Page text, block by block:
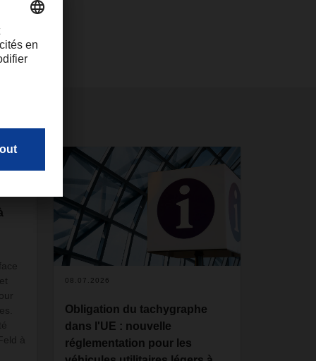
à
08.07.2026
Obligation du tachygraphe
dans l'UE : nouvelle
réglementation pour les